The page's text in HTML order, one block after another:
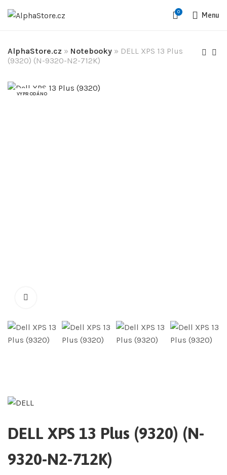
0 Menu
AlphaStore.cz » Notebooky » DELL XPS 13 Plus
(9320) (N-9320-N2-712K)
VYPRODÁNO
DELL XPS 13 Plus (9320) (N-
9320-N2-712K)